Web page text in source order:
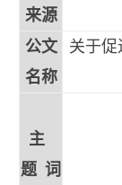
来源
公文
名称
关于
主
题 词